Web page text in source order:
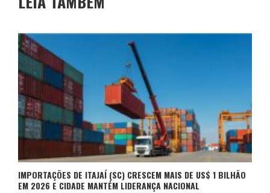
IMPORTAÇÕES DE ITAJAÍ (SC) CRESCEM MAIS DE US$ 1 BILHÃO
EM 2026 E CIDADE MANTÉM LIDERANÇA NACIONAL